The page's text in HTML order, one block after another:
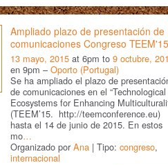
Ampliado plazo de presentación de
comunicaciones Congreso TEEM'15
13 mayo, 2015 at 6pm to 9 octubre,
en 9pm – Oporto (Portugal)
Se ha ampliado el plazo de
de comunicaciones en el “Technological
Ecosystems for Enhancing
(TEEM’15. http://teemconference.eu)
hasta el 14 de junio de 2015. En estos
mo…
Organizado por Ana | Tipo: congreso,
internacional